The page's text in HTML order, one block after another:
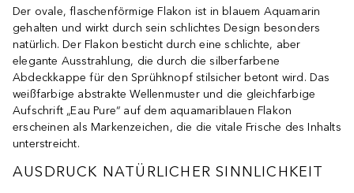
Der ovale, flaschenförmige Flakon ist in blauem Aquamarin
gehalten und wirkt durch sein schlichtes Design besonders
natürlich. Der Flakon besticht durch eine schlichte, aber
elegante Ausstrahlung, die durch die silberfarbene
Abdeckkappe für den Sprühknopf stilsicher betont wird. Das
weißfarbige abstrakte Wellenmuster und die gleichfarbige
Aufschrift „Eau Pure“ auf dem aquamariblauen Flakon
erscheinen als Markenzeichen, die die vitale Frische des Inhalts
unterstreicht.
AUSDRUCK NATÜRLICHER SINNLICHKEIT